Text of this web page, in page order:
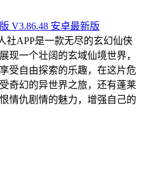
V3.86.48 安卓最新版
社APP是一款无尽的玄幻仙侠
现一个壮阔的玄域仙境世界，
受自由探索的乐趣，在这片危
奇幻的异世界之旅，还有蓬莱
情仇剧情的魅力，增强自己的